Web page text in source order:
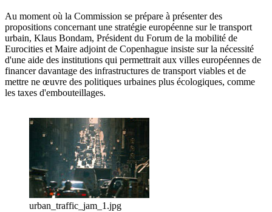
Au moment où la Commission se prépare à présenter des
propositions concernant une stratégie européenne sur le transport
urbain, Klaus Bondam, Président du Forum de la mobilité de
Eurocities et Maire adjoint de Copenhague insiste sur la nécessité
d'une aide des institutions qui permettrait aux villes européennes de
financer davantage des infrastructures de transport viables et de
mettre ne œuvre des politiques urbaines plus écologiques, comme
les taxes d'embouteillages.
urban_traffic_jam_1.jpg